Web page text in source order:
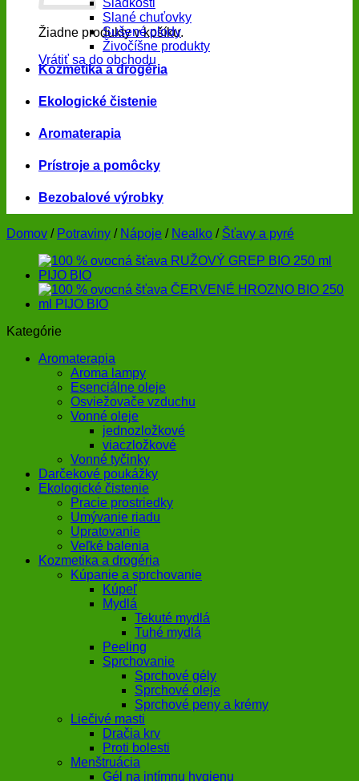
Žiadne produkty v košíku.
Vrátiť sa do obchodu
Sladkosti
Slané chuťovky
Sušené plody
Živočíšne produkty
Kozmetika a drogéria
Ekologické čistenie
Aromaterapia
Prístroje a pomôcky
Bezobalové výrobky
Domov / Potraviny / Nápoje / Nealko / Šťavy a pyré
Kategórie
Aromaterapia
Aroma lampy
Esenciálne oleje
Osviežovače vzduchu
Vonné oleje
jednozložkové
viaczložkové
Vonné tyčinky
Darčekové poukážky
Ekologické čistenie
Pracie prostriedky
Umývanie riadu
Upratovanie
Veľké balenia
Kozmetika a drogéria
Kúpanie a sprchovanie
Kúpeľ
Mydlá
Tekuté mydlá
Tuhé mydlá
Peeling
Sprchovanie
Sprchové gély
Sprchové oleje
Sprchové peny a krémy
Liečivé masti
Dračia krv
Proti bolesti
Menštruácia
Gél na intímnu hygienu